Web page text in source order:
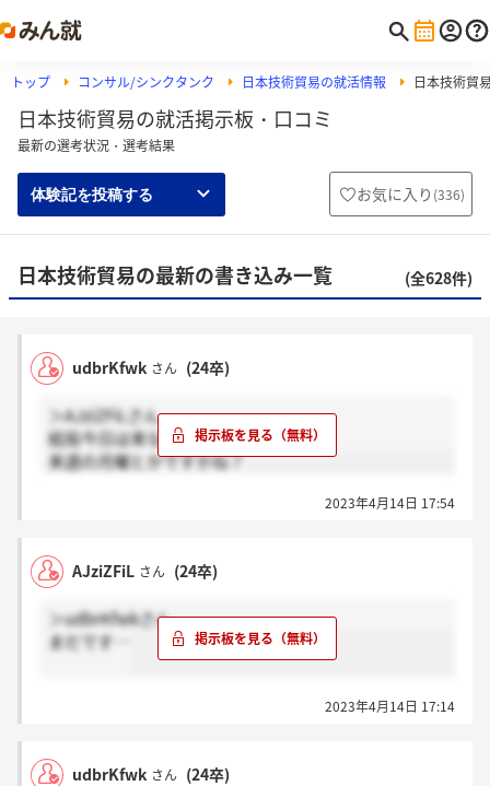
トップ コンサル/シンクタンク 日本技術貿易の就活情報 日本技術貿
日本技術貿易の就活掲示板・口コミ
最新の選考状況・選考結果
体験記を投稿する お気に入り (336)
日本技術貿易の最新の書き込み一覧 (全628件)
udbrKfwk さん (24卒)
＞AJziZFiLさん
結局今日は来なさそうですね…
来週の月曜とかですかね？
2023年4月14日 17:54
AJziZFiL さん (24卒)
＞udbrKfwkさん
まだです…
2023年4月14日 17:14
udbrKfwk さん (24卒)